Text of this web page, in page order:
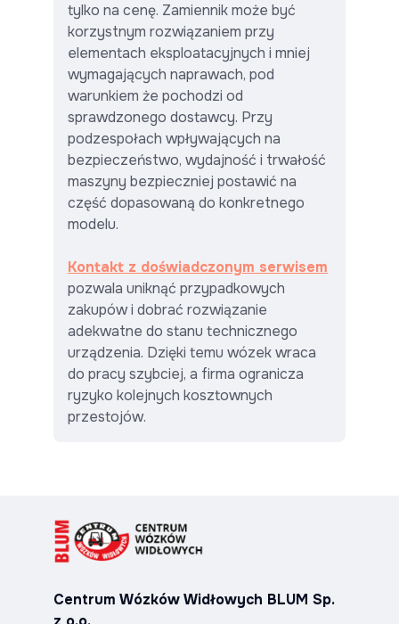
tylko na cenę. Zamiennik może być
korzystnym rozwiązaniem przy
elementach eksploatacyjnych i mniej
wymagających naprawach, pod
warunkiem że pochodzi od
sprawdzonego dostawcy. Przy
podzespołach wpływających na
bezpieczeństwo, wydajność i trwałość
maszyny bezpieczniej postawić na
część dopasowaną do konkretnego
modelu.
Kontakt z doświadczonym serwisem
pozwala uniknąć przypadkowych
zakupów i dobrać rozwiązanie
adekwatne do stanu technicznego
urządzenia. Dzięki temu wózek wraca
do pracy szybciej, a firma ogranicza
ryzyko kolejnych kosztownych
przestojów.
Centrum Wózków Widłowych BLUM Sp.